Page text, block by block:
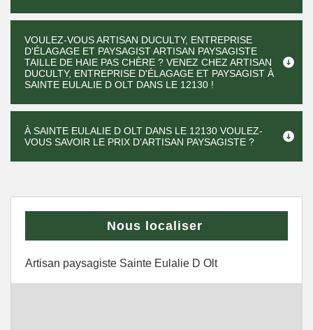
VOULEZ-VOUS ARTISAN DUCULTY, ENTREPRISE
D'ÉLAGAGE ET PAYSAGIST ARTISAN PAYSAGISTE
TAILLE DE HAIE PAS CHÈRE ? VENEZ CHEZ ARTISAN
DUCULTY, ENTREPRISE D'ÉLAGAGE ET PAYSAGIST À
SAINTE EULALIE D OLT DANS LE 12130 !
À SAINTE EULALIE D OLT DANS LE 12130 VOULEZ-
VOUS SAVOIR LE PRIX D’ARTISAN PAYSAGISTE ?
Nous localiser
Artisan paysagiste Sainte Eulalie D Olt